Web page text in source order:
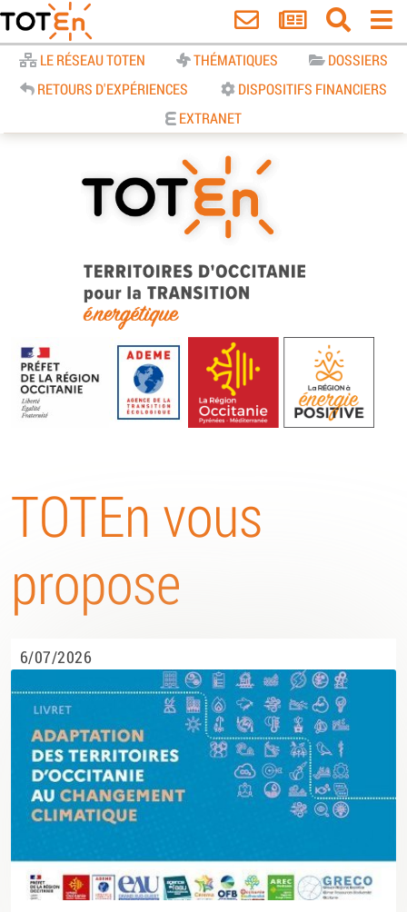
LE RÉSEAU TOTEN THÉMATIQUES
DOSSIERS
RETOURS D'EXPÉRIENCES
DISPOSITIFS FINANCIERS
EXTRANET
TOTEn Occitanie | Territoires
d’Occitanie pour la Transition
Energétique
TOTEn vous
propose
6/07/2026